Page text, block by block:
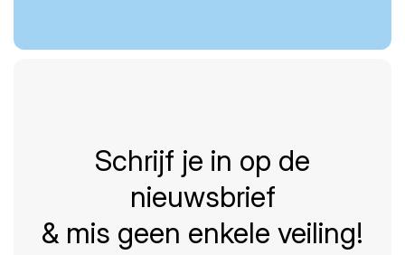
Schrijf je in op de
nieuwsbrief
& mis geen enkele veiling!